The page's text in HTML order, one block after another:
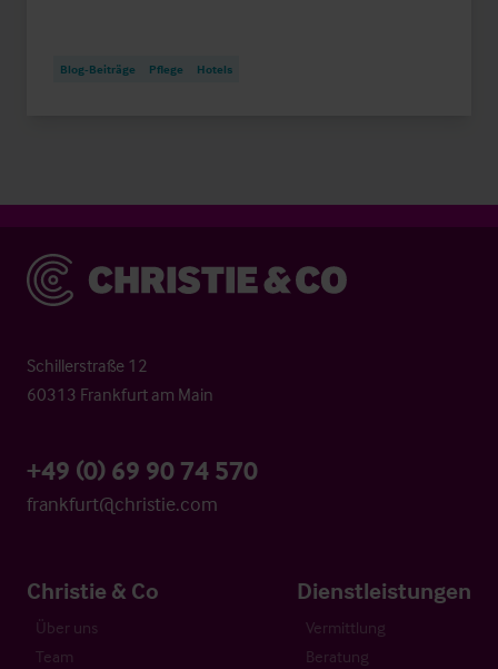
Blog-Beiträge Pflege Hotels
Christie & Co
Schillerstraße 12
60313 Frankfurt am Main
+49 (0) 69 90 74 570
frankfurt@christie.com
Christie & Co
Über uns
Team
Dienstleistungen
Vermittlung
Beratung